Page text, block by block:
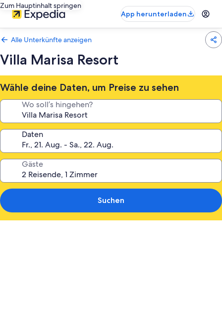
Zum Hauptinhalt springen
App herunterladen
Alle Unterkünfte anzeigen
Villa Marisa Resort
Wähle deine Daten, um Preise zu sehen
Wo soll’s hingehen?
Daten
Gäste
Suchen